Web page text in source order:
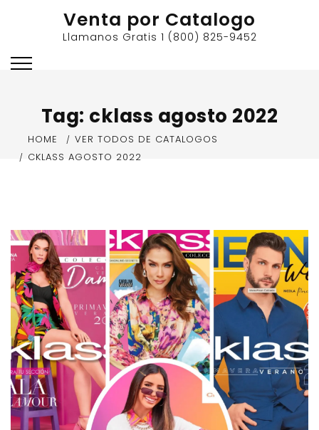
Venta por Catalogo
Llamanos Gratis 1 (800) 825-9452
Tag: cklass agosto 2022
HOME
VER TODOS DE CATALOGOS
CKLASS AGOSTO 2022